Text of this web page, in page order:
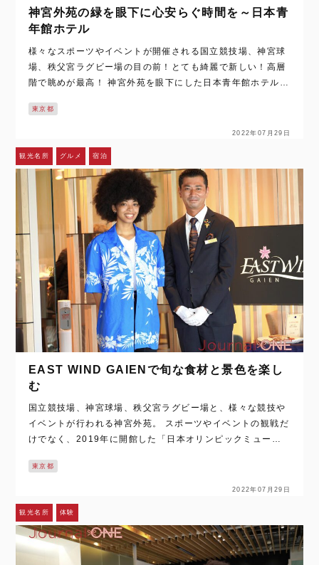
神宮外苑の緑を眼下に心安らぐ時間を～日本青
年館ホテル
様々なスポーツやイベントが開催される国立競技場、神宮球
場、秩父宮ラグビー場の目の前！とても綺麗で新しい！高層
階で眺めが最高！ 神宮外苑を眼下にした日本青年館ホテルさ
「大正時…
東京都
2022年07月29日
観光名所 グルメ 宿泊
EAST WIND GAIENで旬な食材と景色を楽し
む
国立競技場、神宮球場、秩父宮ラグビー場と、様々な競技や
イベントが行われる神宮外苑。 スポーツやイベントの観戦だ
けでなく、2019年に開館した「日本オリンピックミュージ
楽しめるエリアなんです！ ラ…
東京都
2022年07月29日
観光名所 体験